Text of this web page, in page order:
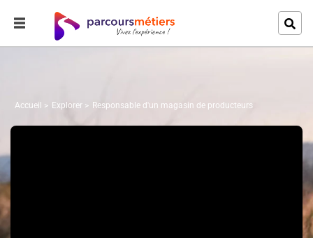
Accueil Explorer Responsable d'un magasin de producteurs